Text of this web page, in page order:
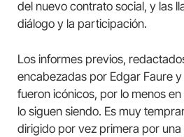
del nuevo contrato social, y las
diálogo y la participación.
Los informes previos,
encabezadas por Edgar Faure
fueron icónicos, por lo menos
lo siguen siendo. Es muy
dirigido por vez primera por una